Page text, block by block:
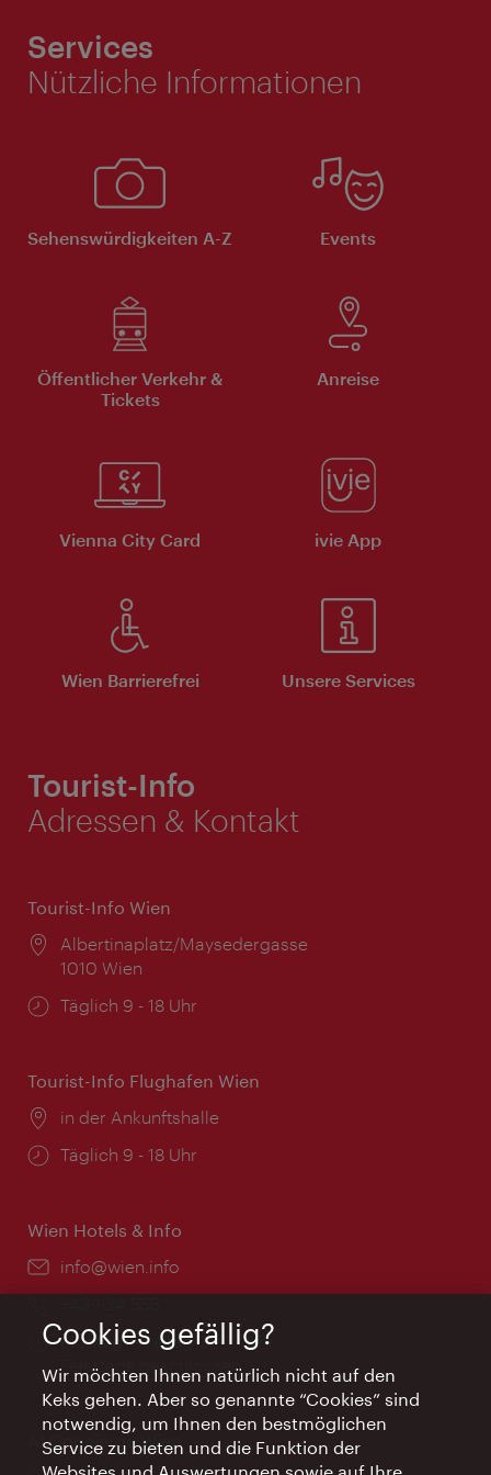
Services
Nützliche Informationen
Sehenswürdigkeiten A-Z Events
Öffentlicher Verkehr &
Tickets
Anreise
Vienna City Card ivie App
Wien Barrierefrei Unsere Services
Tourist-Info
Adressen & Kontakt
Tourist-Info Wien
Ort:
Albertinaplatz/Maysedergasse
1010 Wien
Öffnungszeiten:
Täglich 9 - 18 Uhr
Tourist-Info Flughafen Wien
Ort:
in der Ankunftshalle
Öffnungszeiten:
Täglich 9 - 18 Uhr
Wien Hotels & Info
Email:
info@wien.info
Öffnungszeiten:
Montag - Freitag 9 – 17 Uhr
Feiertags geschlossen
AI Concierge Wien
Cookies gefällig?
Wir möchten Ihnen natürlich nicht auf den
Keks gehen. Aber so genannte “Cookies” sind
notwendig, um Ihnen den bestmöglichen
Service zu bieten und die Funktion der